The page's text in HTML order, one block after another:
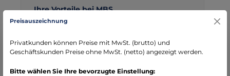
Ihre Vorteile bei MBS
Kostenloser Versand ab € 119,- Bestellwert (nur
schneller Versand mit DHL
seit über 15 Jahren kompetenter Partner im
Preisauszeichnung
Privatkunden können Preise mit MwSt. (brutto) und
Geschäftskunden Preise ohne MwSt. (netto) angezeigt werden.
Bitte wählen Sie Ihre bevorzugte Einstellung: